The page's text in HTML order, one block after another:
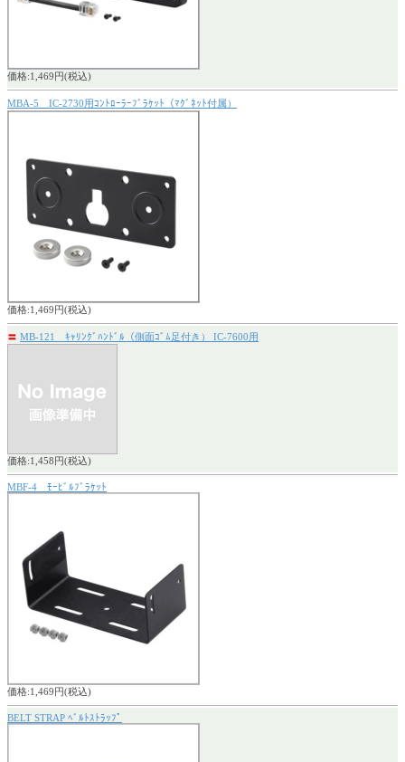
価格:1,469円(税込)
MBA-5 IC-2730用ｺﾝﾄﾛｰﾗｰﾌﾞﾗｹｯﾄ（ﾏｸﾞﾈｯﾄ付属）
価格:1,469円(税込)
〓 MB-121 ｷｬﾘﾝｸﾞﾊﾝﾄﾞﾙ（側面ｺﾞﾑ足付き） IC-7600用
価格:1,458円(税込)
MBF-4 ﾓｰﾋﾞﾙﾌﾞﾗｹｯﾄ
価格:1,469円(税込)
BELT STRAP ﾍﾞﾙﾄｽﾄﾗｯﾌﾟ